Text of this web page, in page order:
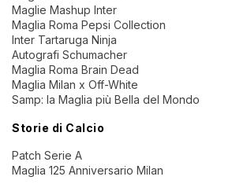
Maglie Mashup Inter
Maglia Roma Pepsi Collection
Inter Tartaruga Ninja
Autografi Schumacher
Maglia Roma Brain Dead
Maglia Milan x Off-White
Samp: la Maglia più Bella del Mondo
Storie di Calcio
Patch Serie A
Maglia 125 Anniversario Milan